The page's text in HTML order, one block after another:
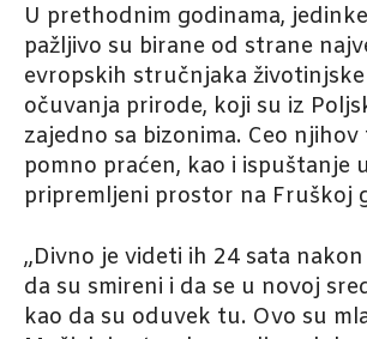
U prethodnim godinama,
pažljivo su birane od strane
evropskih stručnjaka
očuvanja prirode, koji su iz
zajedno sa bizonima. Ceo
pomno praćen, kao i ispuštanje
pripremljeni prostor na Fruškoj
„Divno je videti ih 24 sata
da su smireni i da se u novoj
kao da su oduvek tu. Ovo su